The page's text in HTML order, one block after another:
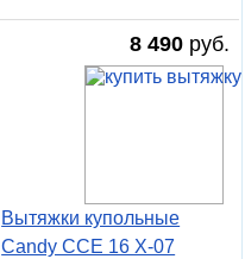
8 490 руб.
Вытяжки купольные
Candy CCE 16 X-07